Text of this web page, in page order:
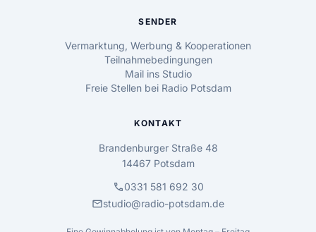
SENDER
Vermarktung, Werbung & Kooperationen
Teilnahmebedingungen
Mail ins Studio
Freie Stellen bei Radio Potsdam
KONTAKT
Brandenburger Straße 48
14467 Potsdam
call0331 581 692 30
mailstudio@radio-potsdam.de